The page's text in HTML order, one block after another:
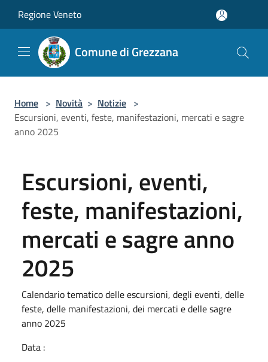
Regione Veneto
Comune di Grezzana
Home > Novità > Notizie >
Escursioni, eventi, feste, manifestazioni, mercati e sagre
anno 2025
Escursioni, eventi,
feste, manifestazioni,
mercati e sagre anno
2025
Calendario tematico delle escursioni, degli eventi, delle
feste, delle manifestazioni, dei mercati e delle sagre
anno 2025
Data :